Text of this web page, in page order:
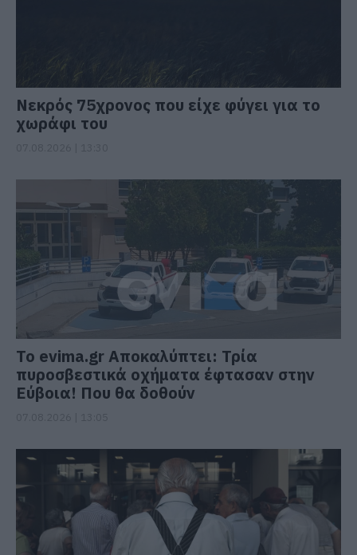
Νεκρός 75χρονος που είχε φύγει για το
χωράφι του
Το evima.gr Αποκαλύπτει: Τρία
πυροσβεστικά οχήματα έφτασαν στην
Εύβοια! Που θα δοθούν